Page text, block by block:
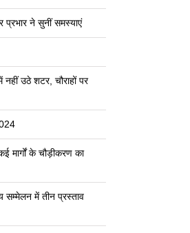
प्रभार ने सुनीं समस्याएं
उठे शटर, चौराहों पर
मार्गों के चौड़ीकरण का
सम्मेलन में तीन प्रस्ताव